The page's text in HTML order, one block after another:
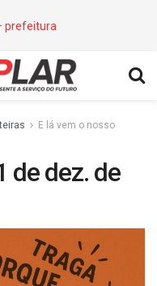
E lá vem o nosso
de dez. de